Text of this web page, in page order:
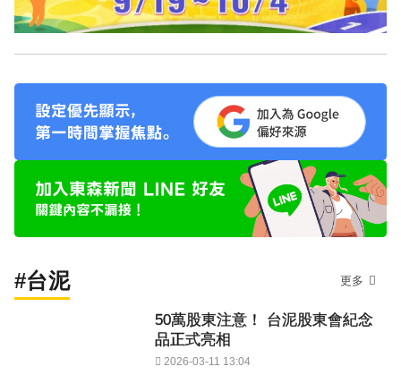
#台泥 更多
50萬股東注意！ 台泥股東會紀念
品正式亮相
2026-03-11 13:04